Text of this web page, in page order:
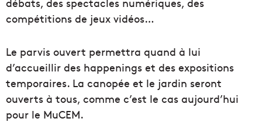
compétitions de jeux vidéos…
Le parvis ouvert permettra quand à lui
d’accueillir des happenings et des expositions
temporaires. La canopée et le jardin seront
ouverts à tous, comme c’est le cas aujourd’hui
pour le MuCEM.